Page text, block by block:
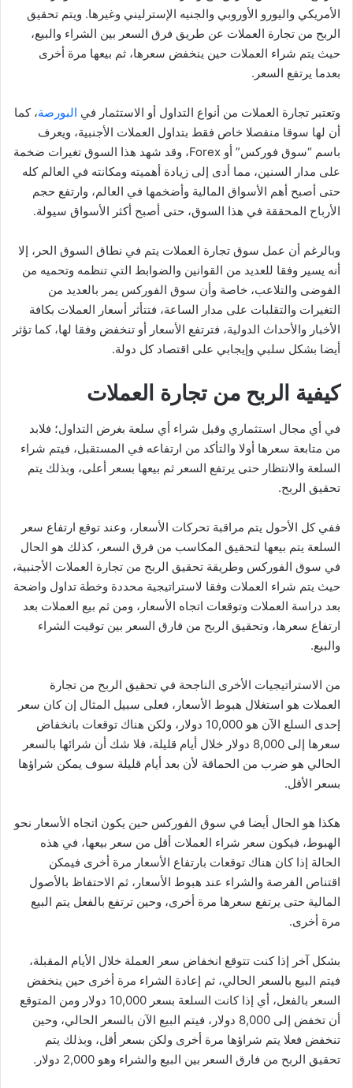
الأمريكي واليورو الأوروبي والجنيه الإسترليني وغيرها. ويتم تحقيق
الربح من تجارة العملات عن طريق فرق السعر بين الشراء والبيع،
حيث يتم شراء العملات حين ينخفض سعرها، ثم بيعها مرة أخرى
بعدما يرتفع السعر.
وتعتبر تجارة العملات من أنواع التداول أو الاستثمار في البورصة، كما
أن لها سوقا منفصلا خاص فقط بتداول العملات الأجنبية، ويعرف
باسم “سوق فوركس” أو Forex، وقد شهد هذا السوق تغيرات ضخمة
على مدار السنين، مما أدى إلى زيادة أهميته ومكانته في العالم كله
حتى أصبح أهم الأسواق المالية وأضخمها في العالم، وارتفع حجم
الأرباح المحققة في هذا السوق، حتى أصبح أكثر الأسواق سيولة.
وبالرغم أن عمل سوق تجارة العملات يتم في نطاق السوق الحر، إلا
أنه يسير وفقا للعديد من القوانين والضوابط التي تنظمه وتحميه من
الفوضى والتلاعب، خاصة وأن سوق الفوركس يمر بالعديد من
التغيرات والتقلبات على مدار الساعة، فتتأثر أسعار العملات بكافة
الأخبار والأحداث الدولية، فترتفع الأسعار أو تنخفض وفقا لها، كما تؤثر
أيضا بشكل سلبي وإيجابي على اقتصاد كل دولة.
كيفية الربح من تجارة العملات
في أي مجال استثماري وقبل شراء أي سلعة بغرض التداول؛ فلابد
من متابعة سعرها أولا والتأكد من ارتفاعه في المستقبل، فيتم شراء
السلعة والانتظار حتى يرتفع السعر ثم بيعها بسعر أعلى، وبذلك يتم
تحقيق الربح.
ففي كل الأحول يتم مراقبة تحركات الأسعار، وعند توقع ارتفاع سعر
السلعة يتم بيعها لتحقيق المكاسب من فرق السعر، كذلك هو الحال
في سوق الفوركس وطريقة تحقيق الربح من تجارة العملات الأجنبية،
حيث يتم شراء العملات وفقا لاستراتيجية محددة وخطة تداول واضحة
بعد دراسة العملات وتوقعات اتجاه الأسعار، ومن ثم بيع العملات بعد
ارتفاع سعرها، وتحقيق الربح من فارق السعر بين توقيت الشراء
والبيع.
من الاستراتيجيات الأخرى الناجحة في تحقيق الربح من تجارة
العملات هو استغلال هبوط الأسعار، فعلى سبيل المثال إن كان سعر
إحدى السلع الآن هو 10,000 دولار، ولكن هناك توقعات بانخفاض
سعرها إلى 8,000 دولار خلال أيام قليلة، فلا شك أن شرائها بالسعر
الحالي هو ضرب من الحماقة لأن بعد أيام قليلة سوف يمكن شراؤها
بسعر الأقل.
هكذا هو الحال أيضا في سوق الفوركس حين يكون اتجاه الأسعار نحو
الهبوط، فيكون سعر شراء العملات أقل من سعر بيعها، في هذه
الحالة إذا كان هناك توقعات بارتفاع الأسعار مرة أخرى فيمكن
اقتناص الفرصة والشراء عند هبوط الأسعار، ثم الاحتفاظ بالأصول
المالية حتى يرتفع سعرها مرة أخرى، وحين ترتفع بالفعل يتم البيع
مرة أخرى.
بشكل آخر إذا كنت تتوقع انخفاض سعر العملة خلال الأيام المقبلة،
فيتم البيع بالسعر الحالي، ثم إعادة الشراء مرة أخرى حين ينخفض
السعر بالفعل، أي إذا كانت السلعة بسعر 10,000 دولار ومن المتوقع
أن تخفض إلى 8,000 دولار، فيتم البيع الآن بالسعر الحالي، وحين
تنخفض فعلا يتم شراؤها مرة أخرى ولكن بسعر أقل، وبذلك يتم
تحقيق الربح من فارق السعر بين البيع والشراء وهو 2,000 دولار.